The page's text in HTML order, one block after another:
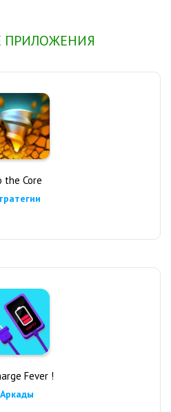
ПРИЛОЖЕНИЯ
the Core
Fever !
Аркады